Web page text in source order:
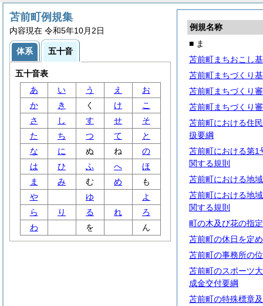
例規名称
■ ま
苫前町まちおこし
苫前町まちづくり
苫前町まちづくり
苫前町まちづくり
苫前町における住
扱要綱
苫前町における第1
関する規則
苫前町における地
苫前町における地
関する規則
町の木及び花の指
苫前町の休日を定
苫前町の事務所の
苫前町のスポーツ
成金交付要綱
苫前町の特殊標章
苫前町例規集
内容現在 令和5年10月2日
体系 五十音
五十音表
あ
い う え
お
か
き く け
こ
さ
し す せ
そ
た
ち つ て
と
な
に ぬ ね
の
は
ひ ふ へ
ほ
ま
み む め
も
や
ゆ
よ
ら
り る れ
ろ
わ
を ん